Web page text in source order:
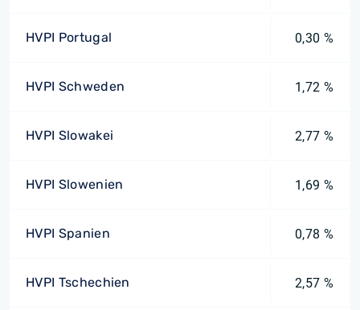
HVPI Portugal 0,30 %
HVPI Schweden 1,72 %
HVPI Slowakei 2,77 %
HVPI Slowenien 1,69 %
HVPI Spanien 0,78 %
HVPI Tschechien 2,57 %